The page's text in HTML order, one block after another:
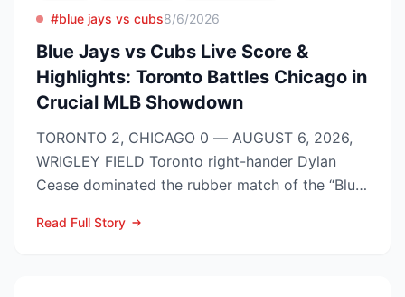
#blue jays vs cubs8/6/2026
Blue Jays vs Cubs Live Score &
Highlights: Toronto Battles Chicago in
Crucial MLB Showdown
TORONTO 2, CHICAGO 0 — AUGUST 6, 2026,
WRIGLEY FIELD Toronto right-hander Dylan
Cease dominated the rubber match of the “Blue
Read Full Story